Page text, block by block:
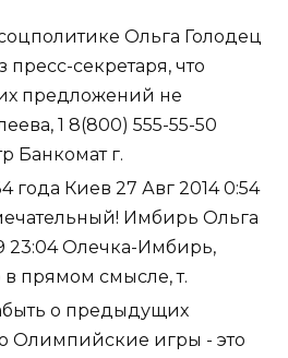
Ольга Голодец
секретаря, что
предложений не
1 8(800) 555-55-50
Банкомат г.
года Киев 27 Авг 2014 0:54
Имбирь Ольга
23:04 Олечка-Имбирь,
прямом смысле, т.
о предыдущих
Олимпийские игры - это